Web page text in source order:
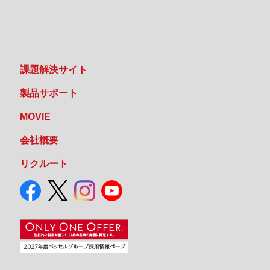
課題解決サイト
製品サポート
MOVIE
会社概要
リクルート